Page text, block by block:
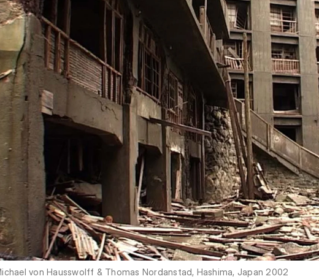
von Hausswolff & Thomas Nordanstad, Hashima, Japan 2002